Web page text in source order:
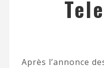
Après l’annonce